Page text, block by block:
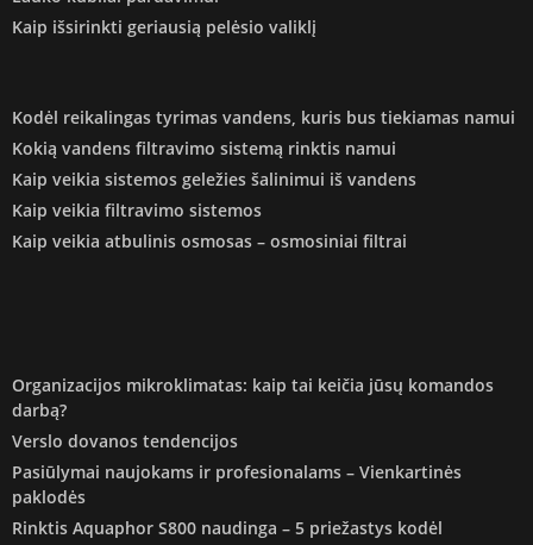
Kaip išsirinkti geriausią pelėsio valiklį
Kodėl reikalingas tyrimas vandens, kuris bus tiekiamas namui
Kokią vandens filtravimo sistemą rinktis namui
Kaip veikia sistemos geležies šalinimui iš vandens
Kaip veikia filtravimo sistemos
Kaip veikia atbulinis osmosas – osmosiniai filtrai
Organizacijos mikroklimatas: kaip tai keičia jūsų komandos
darbą?
Verslo dovanos tendencijos
Pasiūlymai naujokams ir profesionalams – Vienkartinės
paklodės
Rinktis Aquaphor S800 naudinga – 5 priežastys kodėl